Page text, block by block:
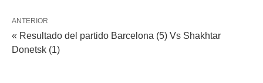
ANTERIOR
« Resultado del partido Barcelona (5) Vs Shakhtar
Donetsk (1)